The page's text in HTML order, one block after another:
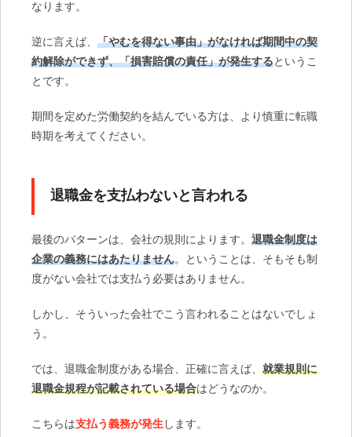
なります。
逆に言えば、 「やむを得ない事由」がなければ期間中の契
約解除ができず、「損害賠償の責任」が発生するというこ
とです。
期間を定めた労働契約を結んでいる方は、より慎重に転職
時期を考えてください。
退職金を支払わないと言われる
最後のパターンは、会社の規則によります。 退職金制度は
企業の義務にはあたりません。ということは、そもそも制
度がない会社では支払う必要はありません。
しかし、そういった会社でこう言われることはないでしょ
う。
では、退職金制度がある場合、正確に言えば、 就業規則に
退職金規程が記載されている場合はどうなのか。
こちらは支払う義務が発生 します。